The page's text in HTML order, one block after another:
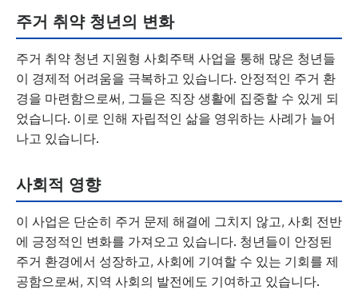
주거 취약 청년의 변화
주거 취약 청년 지원형 사회주택 사업을 통해 많은 청년들
이 경제적 어려움을 극복하고 있습니다. 안정적인 주거 환
경을 마련함으로써, 그들은 직장 생활에 집중할 수 있게 되
었습니다. 이로 인해 자립적인 삶을 영위하는 사례가 늘어
나고 있습니다.
사회적 영향
이 사업은 단순히 주거 문제 해결에 그치지 않고, 사회 전반
에 긍정적인 변화를 가져오고 있습니다. 청년들이 안정된
주거 환경에서 성장하고, 사회에 기여할 수 있는 기회를 제
공함으로써, 지역 사회의 발전에도 기여하고 있습니다.